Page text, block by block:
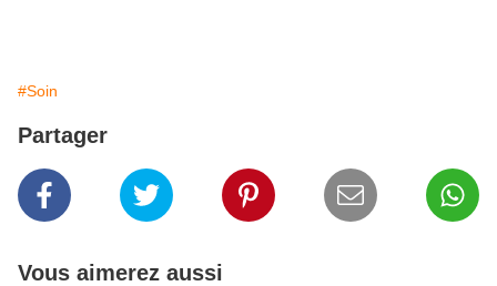
#Soin
Partager
Vous aimerez aussi